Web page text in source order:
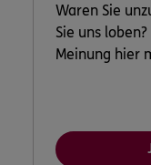
Waren Sie
Sie uns
Meinung hier